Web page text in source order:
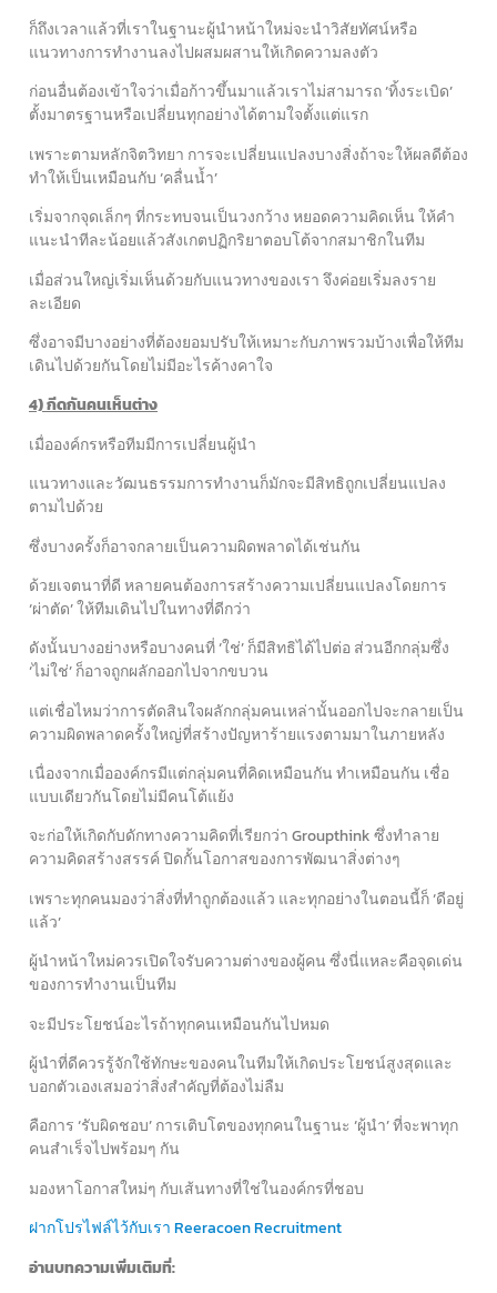
ก็ถึงเวลาแล้วที่เราในฐานะผู้นำหน้าใหม่จะนำวิสัยทัศน์หรือ
แนวทางการทำงานลงไปผสมผสานให้เกิดความลงตัว
ก่อนอื่นต้องเข้าใจว่าเมื่อก้าวขึ้นมาแล้วเราไม่สามารถ ‘ทิ้งระเบิด’
ตั้งมาตรฐานหรือเปลี่ยนทุกอย่างได้ตามใจตั้งแต่แรก
เพราะตามหลักจิตวิทยา การจะเปลี่ยนแปลงบางสิ่งถ้าจะให้ผลดีต้อง
ทำให้เป็นเหมือนกับ ‘คลื่นน้ำ’
เริ่มจากจุดเล็กๆ ที่กระทบจนเป็นวงกว้าง หยอดความคิดเห็น ให้คำ
แนะนำทีละน้อยแล้วสังเกตปฏิกริยาตอบโต้จากสมาชิกในทีม
เมื่อส่วนใหญ่เริ่มเห็นด้วยกับแนวทางของเรา จึงค่อยเริ่มลงราย
ละเอียด
ซึ่งอาจมีบางอย่างที่ต้องยอมปรับให้เหมาะกับภาพรวมบ้างเพื่อให้ทีม
เดินไปด้วยกันโดยไม่มีอะไรค้างคาใจ
4) กีดกันคนเห็นต่าง
เมื่อองค์กรหรือทีมมีการเปลี่ยนผู้นำ
แนวทางและวัฒนธรรมการทำงานก็มักจะมีสิทธิถูกเปลี่ยนแปลง
ตามไปด้วย
ซึ่งบางครั้งก็อาจกลายเป็นความผิดพลาดได้เช่นกัน
ด้วยเจตนาที่ดี หลายคนต้องการสร้างความเปลี่ยนแปลงโดยการ
‘ผ่าตัด’ ให้ทีมเดินไปในทางที่ดีกว่า
ดังนั้นบางอย่างหรือบางคนที่ ‘ใช่’ ก็มีสิทธิได้ไปต่อ ส่วนอีกกลุ่มซึ่ง
‘ไม่ใช่’ ก็อาจถูกผลักออกไปจากขบวน
แต่เชื่อไหมว่าการตัดสินใจผลักกลุ่มคนเหล่านั้นออกไปจะกลายเป็น
ความผิดพลาดครั้งใหญ่ที่สร้างปัญหาร้ายแรงตามมาในภายหลัง
เนื่องจากเมื่อองค์กรมีแต่กลุ่มคนที่คิดเหมือนกัน ทำเหมือนกัน เชื่อ
แบบเดียวกันโดยไม่มีคนโต้แย้ง
จะก่อให้เกิดกับดักทางความคิดที่เรียกว่า Groupthink ซึ่งทำลาย
ความคิดสร้างสรรค์ ปิดกั้นโอกาสของการพัฒนาสิ่งต่างๆ
เพราะทุกคนมองว่าสิ่งที่ทำถูกต้องแล้ว และทุกอย่างในตอนนี้ก็ ‘ดีอยู่
แล้ว’
ผู้นำหน้าใหม่ควรเปิดใจรับความต่างของผู้คน ซึ่งนี่แหละคือจุดเด่น
ของการทำงานเป็นทีม
จะมีประโยชน์อะไรถ้าทุกคนเหมือนกันไปหมด
ผู้นำที่ดีควรรู้จักใช้ทักษะของคนในทีมให้เกิดประโยชน์สูงสุดและ
บอกตัวเองเสมอว่าสิ่งสำคัญที่ต้องไม่ลืม
คือการ ‘รับผิดชอบ’ การเติบโตของทุกคนในฐานะ ‘ผู้นำ’ ที่จะพาทุก
คนสำเร็จไปพร้อมๆ กัน
มองหาโอกาสใหม่ๆ กับเส้นทางที่ใช่ในองค์กรที่ชอบ
ฝากโปรไฟล์ไว้กับเรา Reeracoen Recruitment
อ่านบทความเพิ่มเติมที่: